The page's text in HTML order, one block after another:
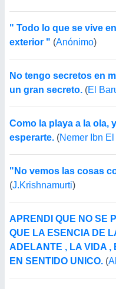
" Todo lo que se vive
exterior " (Anónimo)
No tengo secretos en
un gran secreto. (El
Como la playa a la ola,
esperarte. (Nemer Ibn El
"No vemos las cosas
(J.Krishnamurti)
APRENDI QUE NO SE
QUE LA ESENCIA DE
ADELANTE , LA VIDA ,
EN SENTIDO UNICO. (